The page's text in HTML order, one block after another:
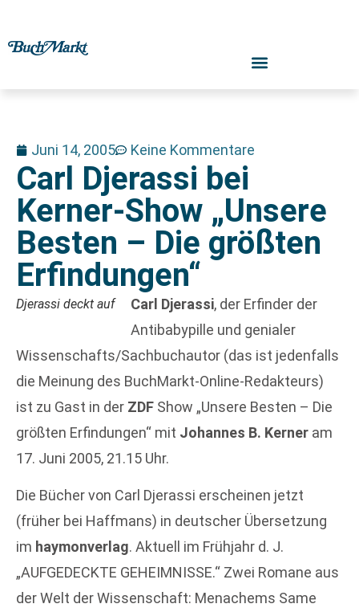
Juni 14, 2005 Keine Kommentare
Carl Djerassi bei
Kerner-Show „Unsere
Besten – Die größten
Erfindungen“
Djerassi deckt auf Carl Djerassi, der Erfinder der
Antibabypille und genialer
Wissenschafts/Sachbuchautor (das ist jedenfalls
die Meinung des BuchMarkt-Online-Redakteurs)
ist zu Gast in der ZDF Show „Unsere Besten – Die
größten Erfindungen“ mit Johannes B. Kerner am
17. Juni 2005, 21.15 Uhr.
Die Bücher von Carl Djerassi erscheinen jetzt
(früher bei Haffmans) in deutscher Übersetzung
im haymonverlag. Aktuell im Frühjahr d. J.
„AUFGEDECKTE GEHEIMNISSE.“ Zwei Romane aus
der Welt der Wissenschaft: Menachems Same